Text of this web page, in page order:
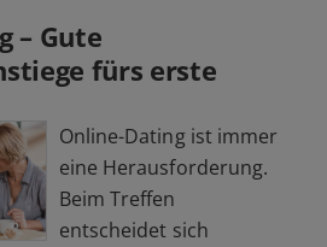
– Gute
fürs erste
Online-Dating ist immer
eine Herausforderung.
Beim Treffen
entscheidet sich